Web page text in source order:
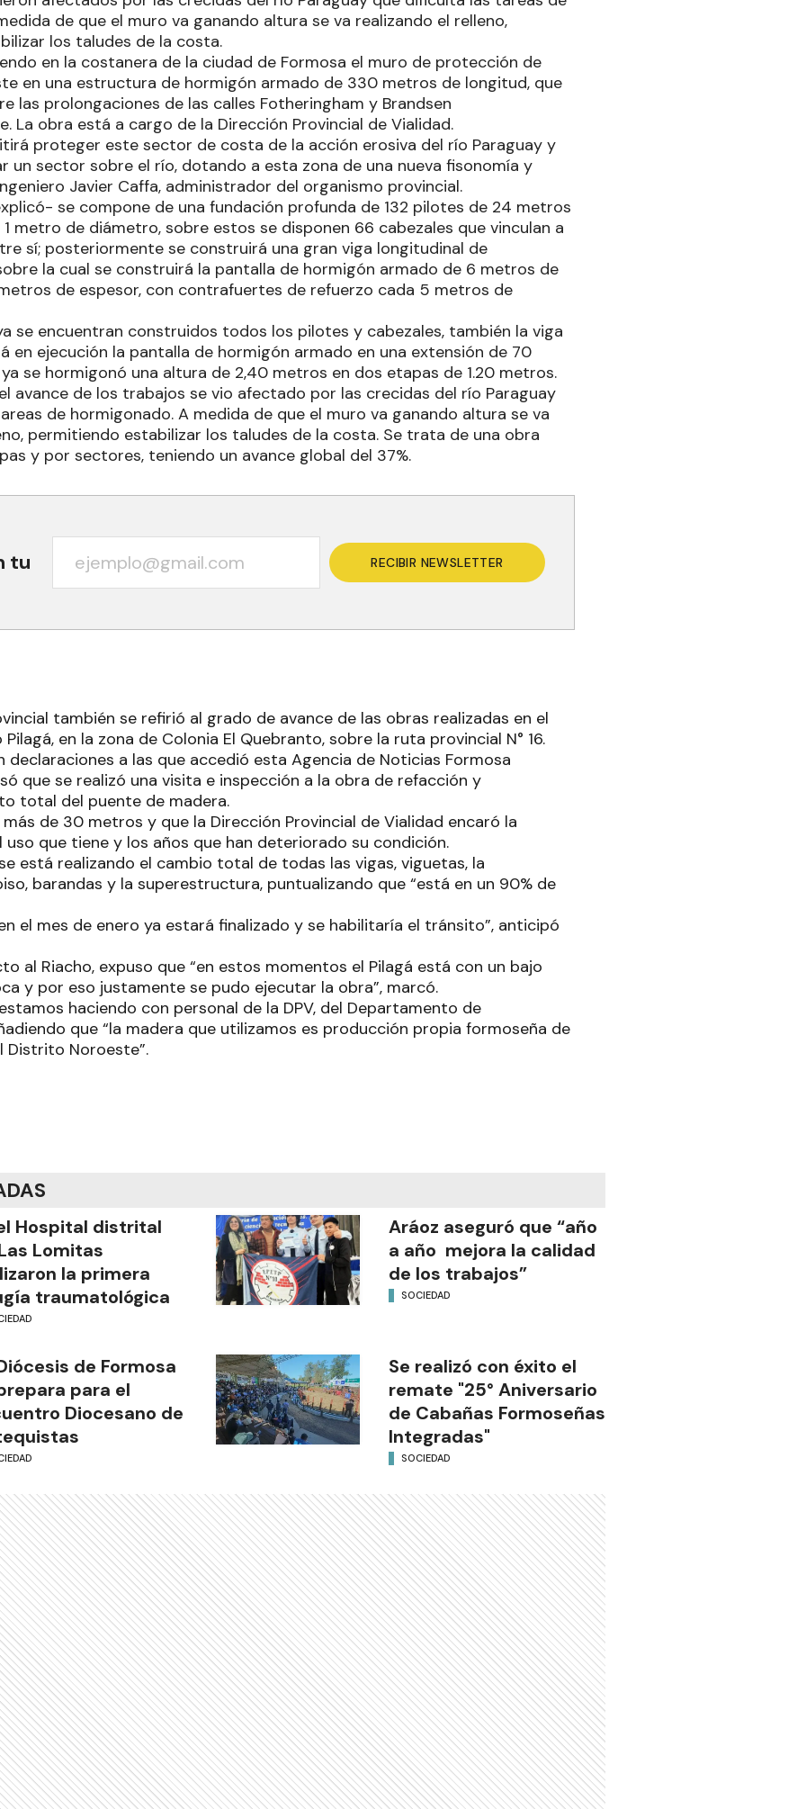
de que el muro va ganando altura se va realizando el relleno,
los taludes de la costa.
en la costanera de la ciudad de Formosa el muro de protección de
en una estructura de hormigón armado de 330 metros de longitud, que
las prolongaciones de las calles Fotheringham y Brandsen
La obra está a cargo de la Dirección Provincial de Vialidad.
proteger este sector de costa de la acción erosiva del río Paraguay y
un sector sobre el río, dotando a esta zona de una nueva fisonomía y
Javier Caffa, administrador del organismo provincial.
se compone de una fundación profunda de 132 pilotes de 24 metros
metro de diámetro, sobre estos se disponen 66 cabezales que vinculan a
sí; posteriormente se construirá una gran viga longitudinal de
la cual se construirá la pantalla de hormigón armado de 6 metros de
de espesor, con contrafuertes de refuerzo cada 5 metros de
se encuentran construidos todos los pilotes y cabezales, también la viga
en ejecución la pantalla de hormigón armado en una extensión de 70
se hormigonó una altura de 2,40 metros en dos etapas de 1.20 metros.
avance de los trabajos se vio afectado por las crecidas del río Paraguay
de hormigonado. A medida de que el muro va ganando altura se va
permitiendo estabilizar los taludes de la costa. Se trata de una obra
y por sectores, teniendo un avance global del 37%.
tu RECIBIR NEWSLETTER
también se refirió al grado de avance de las obras realizadas en el
en la zona de Colonia El Quebranto, sobre la ruta provincial N° 16.
declaraciones a las que accedió esta Agencia de Noticias Formosa
que se realizó una visita e inspección a la obra de refacción y
total del puente de madera.
de 30 metros y que la Dirección Provincial de Vialidad encaró la
uso que tiene y los años que han deteriorado su condición.
está realizando el cambio total de todas las vigas, viguetas, la
barandas y la superestructura, puntualizando que “está en un 90% de
el mes de enero ya estará finalizado y se habilitaría el tránsito”, anticipó
al Riacho, expuso que “en estos momentos el Pilagá está con un bajo
y por eso justamente se pudo ejecutar la obra”, marcó.
haciendo con personal de la DPV, del Departamento de
que “la madera que utilizamos es producción propia formoseña de
Distrito Noroeste”.
Hospital distrital
Lomitas
la primera
traumatológica
Aráoz aseguró que “año
a año mejora la calidad
de los trabajos”
SOCIEDAD
de Formosa
para el
Diocesano de
Se realizó con éxito el
remate "25° Aniversario
de Cabañas Formoseñas
Integradas"
SOCIEDAD